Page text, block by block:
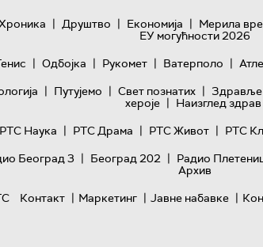
| Друштво | Економија | Мерила
ЕУ могућности 2026
| Одбојка | Рукомет | Ватерполо |
| Путујемо | Свет познатих | Здравље
хероје | Наизглед здрав
РТС Наука | РТС Драма | РТС Живот | РТС
Београд 3 | Београд 202 | Радио
Архив
Контакт | Маркетинг | Јавне набавке |